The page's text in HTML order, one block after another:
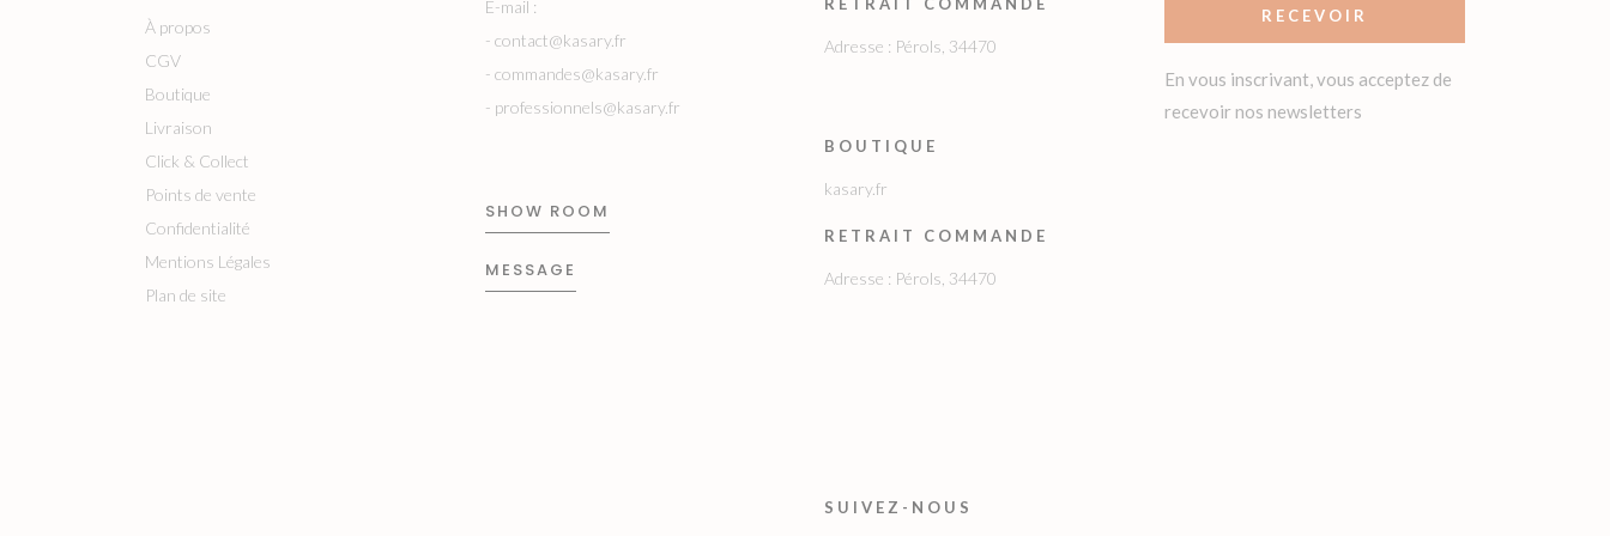
À propos
CGV
Boutique
Livraison
Click & Collect
Points de vente
Confidentialité
Mentions Légales
Plan de site
E-mail :
- contact@kasary.fr
- commandes@kasary.fr
- professionnels@kasary.fr
SHOW ROOM
MESSAGE
Adresse : Pérols, 34470
BOUTIQUE
kasary.fr
RETRAIT COMMANDE
Adresse : Pérols, 34470
SUIVEZ-NOUS
RECEVOIR
En vous inscrivant, vous acceptez de
recevoir nos newsletters